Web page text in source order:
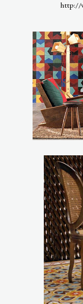
http://